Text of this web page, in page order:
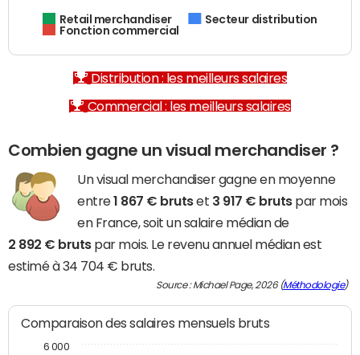
Retail merchandiser
Secteur distribution
Fonction commercial
Distribution : les meilleurs salaires
Commercial : les meilleurs salaires
Combien gagne un visual merchandiser ?
Un visual merchandiser gagne en moyenne
entre1 867 € brutset 3 917 € brutspar mois
en France, soit un salaire médian de
2 892 € brutspar mois. Le revenu annuel médian est
estimé à 34 704 € bruts.
Source : Michael Page, 2026 (Méthodologie)
Comparaison des salaires mensuels bruts
6 000